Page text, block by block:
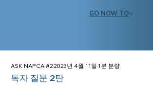
GO NOW TO
독자 질문 2탄
ASK NAPCA #22023년 4월 11일1분 분량